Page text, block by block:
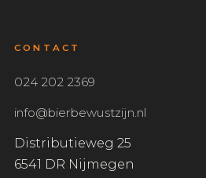
CONTACT
024 202 2369
info@bierbewustzijn.nl
Distributieweg 25
6541 DR Nijmegen